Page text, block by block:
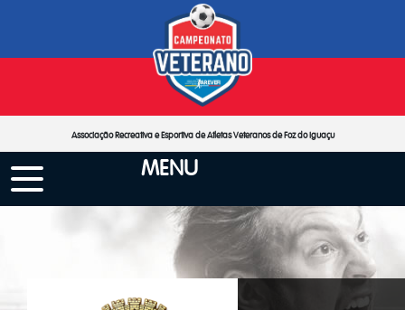
Associação Recreativa e Esportiva de Atletas Veteranos de Foz do Iguaçu
MENU